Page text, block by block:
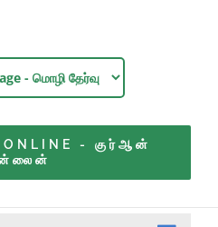
ONLINE - குர்ஆன்